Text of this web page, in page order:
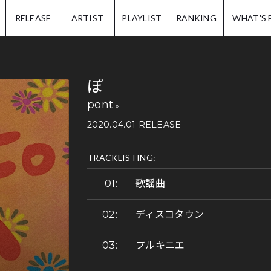
RELEASE ARTIST PLAYLIST RANKING WHAT'S
ぽ
pont
2020.04.01 RELEASE
TRACKLISTING:
歌謡曲
ディスコタウン
プルキニエ